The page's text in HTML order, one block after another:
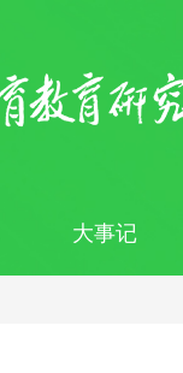
大事记